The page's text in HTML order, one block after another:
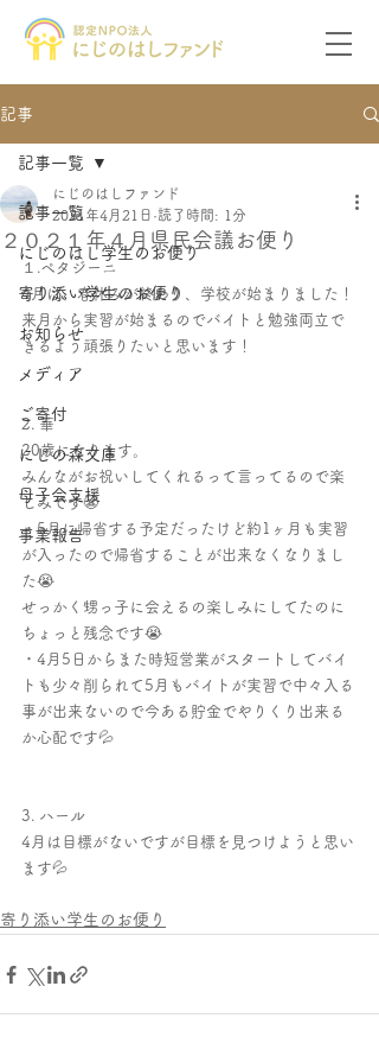
記事
記事一覧
にじのはし学生のお便り
寄り添い学生のお便り
お知らせ
メディア
ご寄付
にじの森文庫
母子会支援
事業報告
記事一覧
２０２１年４月県民会議お便り
にじのはしファンド
2021年4月21日 読了時間: 1分
１.ペタジーニ
4月は、春休みが終わり、学校が始まりました！
来月から実習が始まるのでバイトと勉強両立で
きるよう頑張りたいと思います！
2. 華
20歳になります。
みんながお祝いしてくれるって言ってるので楽
しみです😬
・5月に帰省する予定だったけど約1ヶ月も実習
が入ったので帰省することが出来なくなりまし
た😭
せっかく甥っ子に会えるの楽しみにしてたのに
ちょっと残念です😭
・4月5日からまた時短営業がスタートしてバイ
トも少々削られて5月もバイトが実習で中々入る
事が出来ないので今ある貯金でやりくり出来る
か心配です💦
3. ハール
4月は目標がないですが目標を見つけようと思い
ます💦
寄り添い学生のお便り